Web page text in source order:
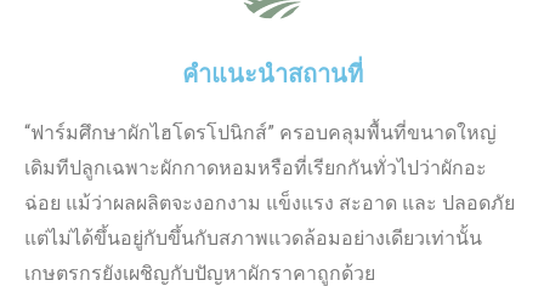
คำแนะนำสถานที่
“ฟาร์มศึกษาผักไฮโดรโปนิกส์” ครอบคลุมพื้นที่ขนาดใหญ่
เดิมทีปลูกเฉพาะผักกาดหอมหรือที่เรียกกันทั่วไปว่าผักอะ
ฉ่อย แม้ว่าผลผลิตจะงอกงาม แข็งแรง สะอาด และ ปลอดภัย
แต่ไม่ได้ขึ้นอยู่กับขึ้นกับสภาพแวดล้อมอย่างเดียวเท่านั้น
เกษตรกรยังเผชิญกับปัญหาผักราคาถูกด้วย